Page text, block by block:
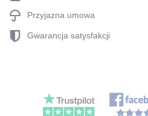
Przyjazna umowa
Gwarancja satysfakcji